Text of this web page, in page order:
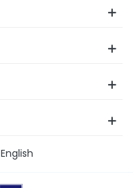
English